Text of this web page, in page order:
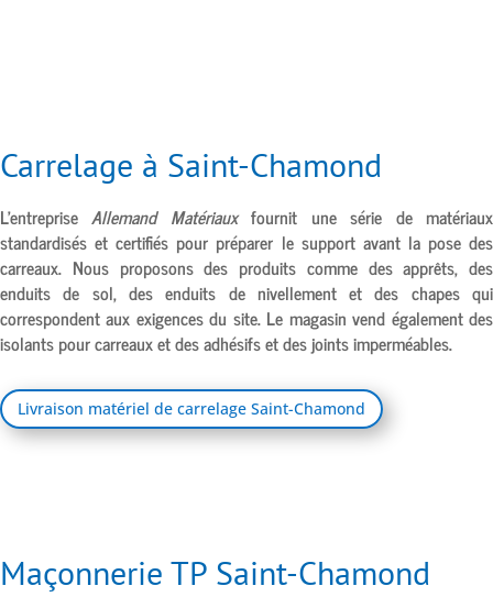
Carrelage à Saint-Chamond
L’entrepriseAllemand Matériauxfournit une série de matériaux
standardisés et certifiés pour préparer le support avant la pose des
carreaux. Nous proposons des produits comme des apprêts, des
enduits de sol, des enduits de nivellement et des chapes qui
correspondent aux exigences du site. Le magasin vend également des
isolants pour carreaux et des adhésifs et des joints imperméables.
Livraison matériel de carrelage Saint-Chamond
Maçonnerie TP Saint-Chamond